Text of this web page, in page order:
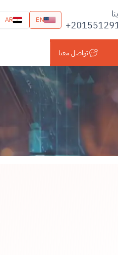
EN
AR
تواصل معنا